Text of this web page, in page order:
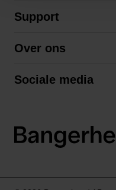
Support
Algemene voorwaarden
Over ons
Sociale media
LinkedIn